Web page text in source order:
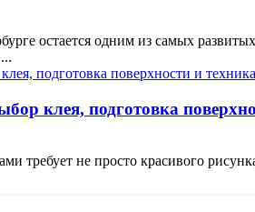
остается одним из самых
клея, подготовка
требует не просто красивого